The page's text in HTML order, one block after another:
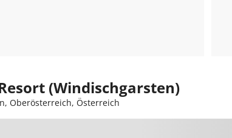
(Windischgarsten)
Oberösterreich, Österreich